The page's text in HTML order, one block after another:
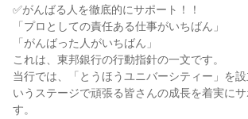
✅がんばる人を徹底的にサポート！！
「プロとしての責任ある仕事がいちばん」
「がんばった人がいちばん」
これは、東邦銀行の行動指針の一文です。
当行では、「とうほうユニバーシティー」を
いうステージで頑張る皆さんの成長を着実に
す。